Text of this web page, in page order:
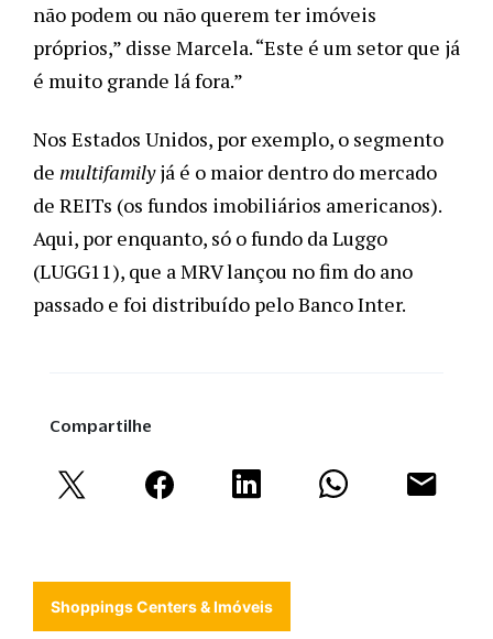
não podem ou não querem ter imóveis
próprios,” disse Marcela. “Este é um setor que já
é muito grande lá fora.”
Nos Estados Unidos, por exemplo, o segmento
de multifamily já é o maior dentro do mercado
de REITs (os fundos imobiliários americanos).
Aqui, por enquanto, só o fundo da Luggo
(LUGG11), que a MRV lançou no fim do ano
passado e foi distribuído pelo Banco Inter.
Compartilhe
Shoppings Centers & Imóveis